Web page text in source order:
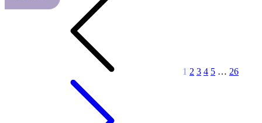
1 2 3 4 5 … 26